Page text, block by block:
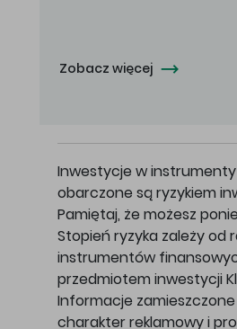
Zobacz więcej
Inwestycje w
obarczone są ryzykiem
Pamiętaj, że możesz
Stopień ryzyka zależy od
instrumentów
przedmiotem inwestycji
Informacje
charakter reklamowy i